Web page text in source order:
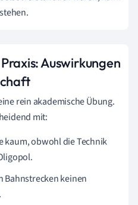
Auswirkungen
rein akademische Übung.
mit:
kaum, obwohl die Technik
Bahnstrecken keinen